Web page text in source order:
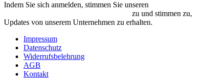
Indem Sie sich anmelden, stimmen Sie unseren
zu und stimmen zu,
Updates von unserem Unternehmen zu erhalten.
Impressum
Datenschutz
Widerrufsbelehrung
AGB
Kontakt